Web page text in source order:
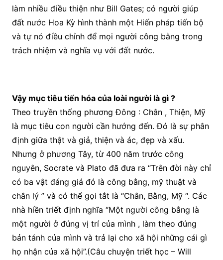
làm nhiều điều thiện như Bill Gates; có người giúp
đất nước Hoa Kỳ hình thành một Hiến pháp tiến bộ
và tự nó điều chỉnh để mọi người công bằng trong
trách nhiệm và nghĩa vụ với đất nước.
Vậy mục tiêu tiến hóa của loài người là gì ?
Theo truyền thống phương Đông : Chân , Thiện, Mỹ
là mục tiêu con người cần hướng đến. Đó là sự phân
định giữa thật và giả, thiện và ác, đẹp và xấu.
Nhưng ở phương Tây, từ 400 năm trước công
nguyên, Socrate và Plato đã đưa ra “Trên đời này chỉ
có ba vật đáng giá đó là công bằng, mỹ thuật và
chân lý ” và có thể gọi tắt là “Chân, Bằng, Mỹ “. Các
nhà hiền triết định nghĩa “Một người công bằng là
một người ở đúng vị trí của mình , làm theo đúng
bản tánh của mình và trả lại cho xã hội những cái gì
họ nhận của xã hội”.(Câu chuyện triết học – Will